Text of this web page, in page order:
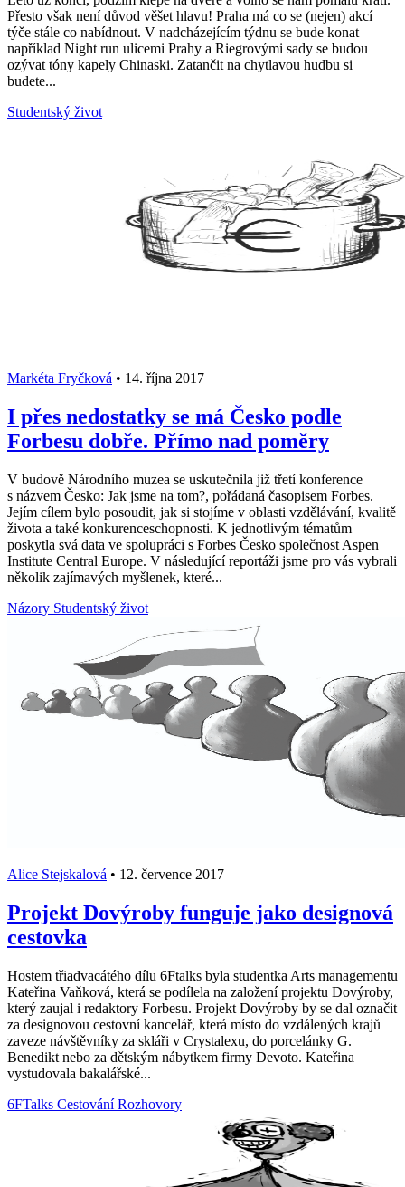
Přesto však není důvod věšet hlavu! Praha má co se (nejen) akcí
týče stále co nabídnout. V nadcházejícím týdnu se bude konat
například Night run ulicemi Prahy a Riegrovými sady se budou
ozývat tóny kapely Chinaski. Zatančit na chytlavou hudbu si
budete...
Studentský život
Markéta Fryčková • 14. října 2017
I přes nedostatky se má Česko podle
Forbesu dobře. Přímo nad poměry
V budově Národního muzea se uskutečnila již třetí konference
s názvem Česko: Jak jsme na tom?, pořádaná časopisem Forbes.
Jejím cílem bylo posoudit, jak si stojíme v oblasti vzdělávání, kvalitě
života a také konkurenceschopnosti. K jednotlivým tématům
poskytla svá data ve spolupráci s Forbes Česko společnost Aspen
Institute Central Europe. V následující reportáži jsme pro vás vybrali
několik zajímavých myšlenek, které...
Názory Studentský život
Alice Stejskalová • 12. července 2017
Projekt Dovýroby funguje jako designová
cestovka
Hostem třiadvacátého dílu 6Ftalks byla studentka Arts managementu
Kateřina Vaňková, která se podílela na založení projektu Dovýroby,
který zaujal i redaktory Forbesu. Projekt Dovýroby by se dal označit
za designovou cestovní kancelář, která místo do vzdálených krajů
zaveze návštěvníky za skláři v Crystalexu, do porcelánky G.
Benedikt nebo za dětským nábytkem firmy Devoto. Kateřina
vystudovala bakalářské...
6FTalks CestováníRozhovory